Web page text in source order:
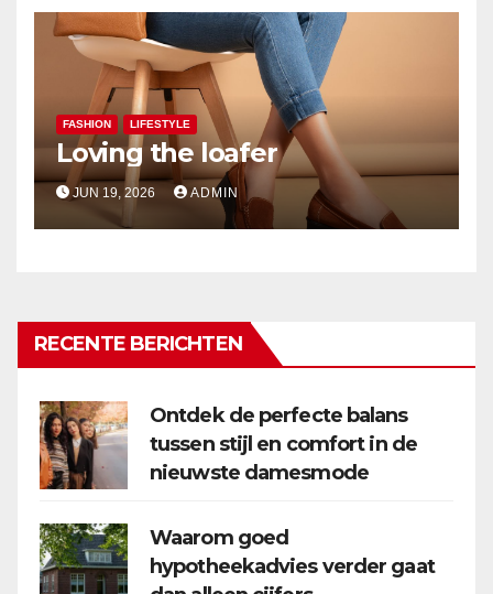
FASHION LIFESTYLE
Loving the loafer
JUN 19, 2026 ADMIN
RECENTE BERICHTEN
Ontdek de perfecte balans
tussen stijl en comfort in de
nieuwste damesmode
Waarom goed
hypotheekadvies verder gaat